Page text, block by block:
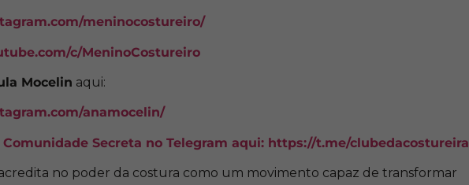
meninocostureiro/
c/MeninoCostureiro
Mocelin aqui:
anamocelin/
Secreta no Telegram aqui: https://t.me/clubedacostureira
no poder da costura como um movimento capaz de transformar